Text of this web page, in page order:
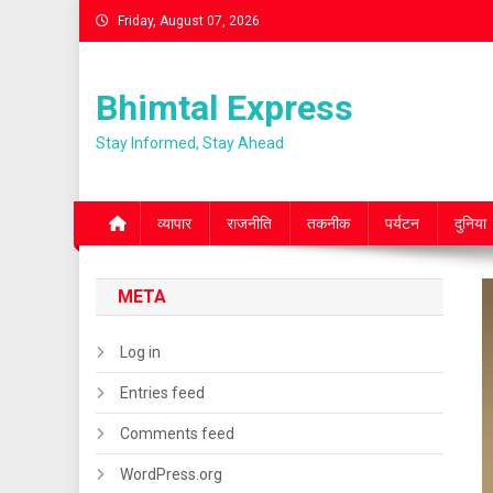
Skip
to
Friday, August 07, 2026
Bhimtal Express
Stay Informed, Stay Ahead
व्यापार राजनीति तकनीक पर्यटन दुनिया
META
Log in
Entries feed
Comments feed
WordPress.org